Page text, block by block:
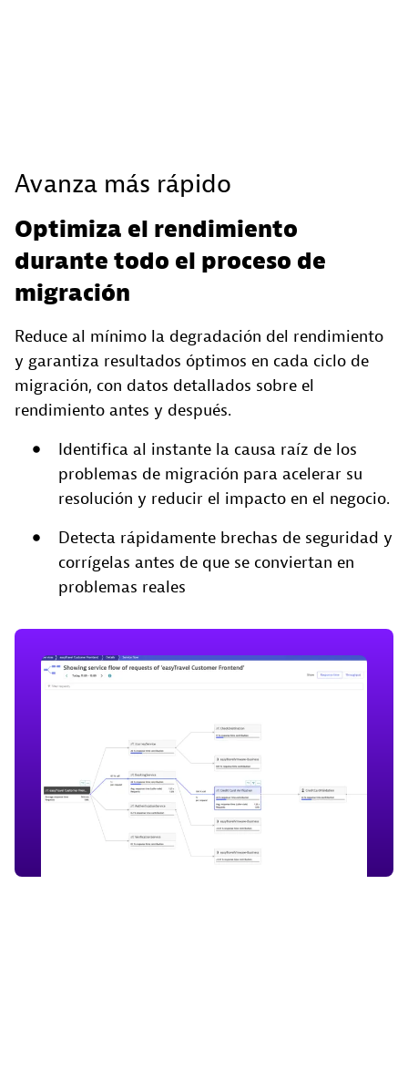
Avanza más rápido
Optimiza el rendimiento
durante todo el proceso de
migración
Reduce al mínimo la degradación del rendimiento
y garantiza resultados óptimos en cada ciclo de
migración, con datos detallados sobre el
rendimiento antes y después.
Identifica al instante la causa raíz de los
problemas de migración para acelerar su
resolución y reducir el impacto en el negocio.
Detecta rápidamente brechas de seguridad y
corrígelas antes de que se conviertan en
problemas reales